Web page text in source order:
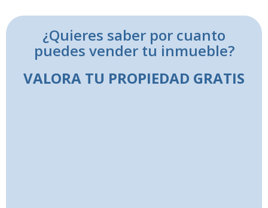
¿Quieres saber por cuanto
puedes vender tu inmueble?
VALORA TU PROPIEDAD GRATIS